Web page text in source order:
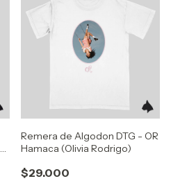
Remera de Algodon DTG - OR
Hamaca (Olivia Rodrigo)
$29.000